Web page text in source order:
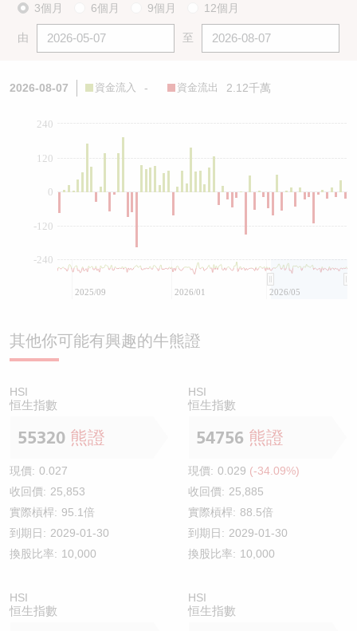
3個月 6個月 9個月 12個月
由 至
2026-08-07 資金流入 - 資金流出 2.12千萬
0
-240
-120
120
240
2025/09 2026/01 2026/05
其他你可能有興趣的牛熊證
HSI
恒生指數
55320 熊證
現價: 0.027
收回價: 25,853
實際槓桿: 95.1倍
到期日: 2029-01-30
換股比率: 10,000
HSI
恒生指數
54756 熊證
現價: 0.029 (-34.09%)
收回價: 25,885
實際槓桿: 88.5倍
到期日: 2029-01-30
換股比率: 10,000
HSI
恒生指數
HSI
恒生指數